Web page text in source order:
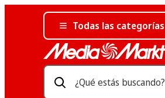
Todas las categorías
¿Qué estás buscando?